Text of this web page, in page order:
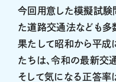
今回用意した模擬試験
た道路交通法なども多
果たして昭和から平成
たちは、令和の最新交
そして気になる正答率